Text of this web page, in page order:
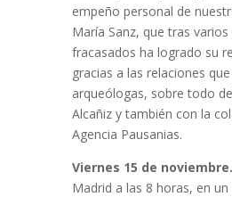
empeño personal de
María Sanz, que tras
fracasados ha logrado su
gracias a las relaciones
arqueólogas, sobre todo
Alcañiz y también con la
Agencia Pausanias.
Viernes 15 de noviembre.
Madrid a las 8 horas, en